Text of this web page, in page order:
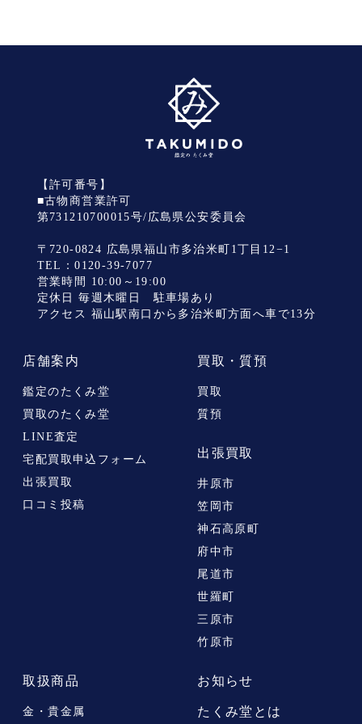
【許可番号】
■古物商営業許可
第731210700015号/広島県公安委員会
〒720-0824 広島県福山市多治米町1丁目12−1
TEL：0120-39-7077
営業時間 10:00～19:00
定休日 毎週木曜日 駐車場あり
アクセス 福山駅南口から多治米町方面へ車で13分
店舗案内
鑑定のたくみ堂
買取のたくみ堂
LINE査定
宅配買取申込フォーム
出張買取
口コミ投稿
買取・質預
買取
質預
出張買取
井原市
笠岡市
神石高原町
府中市
尾道市
世羅町
三原市
竹原市
取扱商品
金・貴金属
お知らせ
たくみ堂とは